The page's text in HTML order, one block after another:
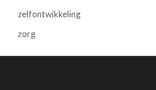
zelfontwikkeling
zorg